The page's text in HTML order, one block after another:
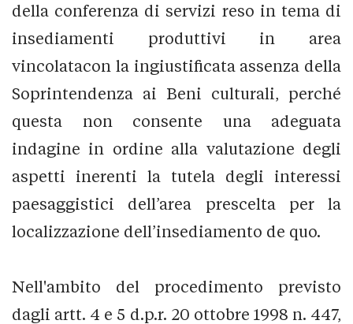
della conferenza di servizi reso in tema di
insediamenti produttivi in area
vincolatacon la ingiustificata assenza della
Soprintendenza ai Beni culturali, perché
questa non consente una adeguata
indagine in ordine alla valutazione degli
aspetti inerenti la tutela degli interessi
paesaggistici dell’area prescelta per la
localizzazione dell’insediamento de quo.
Nell'ambito del procedimento previsto
dagli artt. 4 e 5 d.p.r. 20 ottobre 1998 n. 447,